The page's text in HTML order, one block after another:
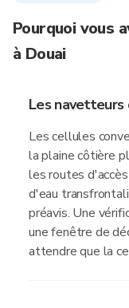
Pourquoi vous
à Douai
Les
Les cellules
la plaine côtière
les routes
d'eau
préavis. Une
une fenêtre de
attendre que la